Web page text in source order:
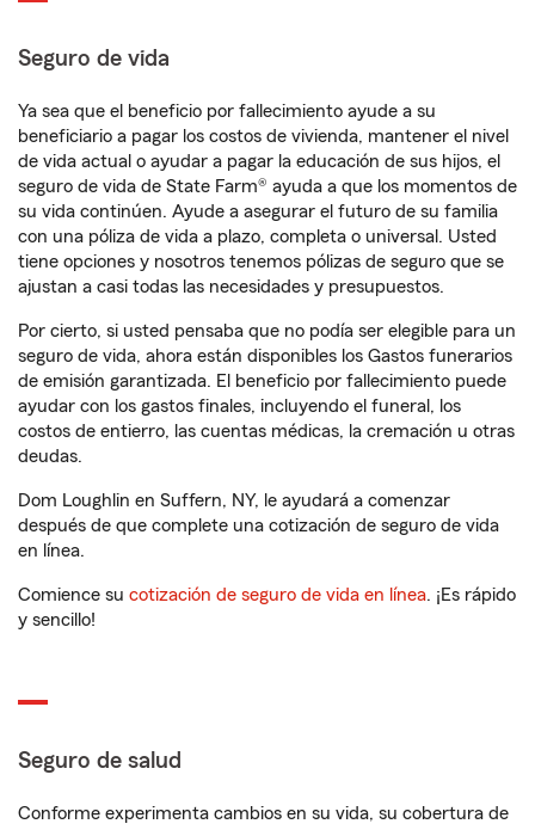
Seguro de vida
Ya sea que el beneficio por fallecimiento ayude a su
beneficiario a pagar los costos de vivienda, mantener el nivel
de vida actual o ayudar a pagar la educación de sus hijos, el
seguro de vida de State Farm® ayuda a que los momentos de
su vida continúen. Ayude a asegurar el futuro de su familia
con una póliza de vida a plazo, completa o universal. Usted
tiene opciones y nosotros tenemos pólizas de seguro que se
ajustan a casi todas las necesidades y presupuestos.
Por cierto, si usted pensaba que no podía ser elegible para un
seguro de vida, ahora están disponibles los Gastos funerarios
de emisión garantizada. El beneficio por fallecimiento puede
ayudar con los gastos finales, incluyendo el funeral, los
costos de entierro, las cuentas médicas, la cremación u otras
deudas.
Dom Loughlin en Suffern, NY, le ayudará a comenzar
después de que complete una cotización de seguro de vida
en línea.
Comience su cotización de seguro de vida en línea. ¡Es rápido
y sencillo!
Seguro de salud
Conforme experimenta cambios en su vida, su cobertura de